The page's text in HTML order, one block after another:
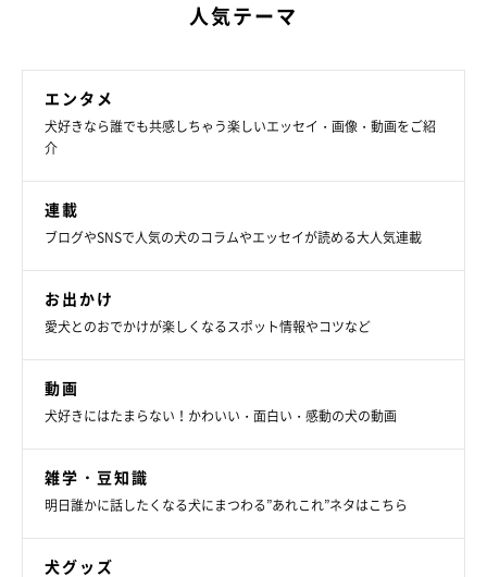
人気テーマ
エンタメ
犬好きなら誰でも共感しちゃう楽しいエッセイ・画像・動画をご紹
介
連載
ブログやSNSで人気の犬のコラムやエッセイが読める大人気連載
お出かけ
愛犬とのおでかけが楽しくなるスポット情報やコツなど
動画
犬好きにはたまらない！かわいい・面白い・感動の犬の動画
雑学・豆知識
明日誰かに話したくなる犬にまつわる”あれこれ”ネタはこちら
犬グッズ